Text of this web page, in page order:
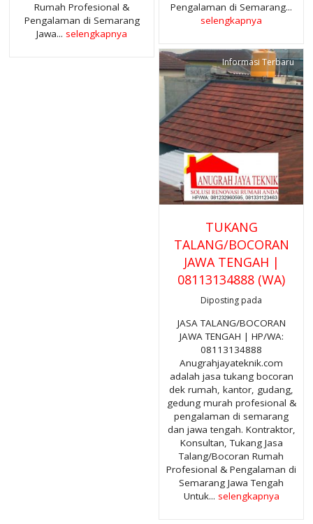
Rumah Profesional &
Pengalaman di Semarang
Jawa... selengkapnya
Pengalaman di Semarang...
selengkapnya
Informasi Terbaru
TUKANG
TALANG/BOCORAN
JAWA TENGAH |
08113134888 (WA)
Diposting pada
JASA TALANG/BOCORAN
JAWA TENGAH | HP/WA:
08113134888
Anugrahjayateknik.com
adalah jasa tukang bocoran
dek rumah, kantor, gudang,
gedung murah profesional &
pengalaman di semarang
dan jawa tengah. Kontraktor,
Konsultan, Tukang Jasa
Talang/Bocoran Rumah
Profesional & Pengalaman di
Semarang Jawa Tengah
Untuk... selengkapnya